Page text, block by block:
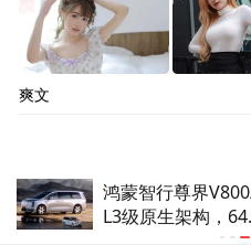
V680发布：
64.8万元起
爽文